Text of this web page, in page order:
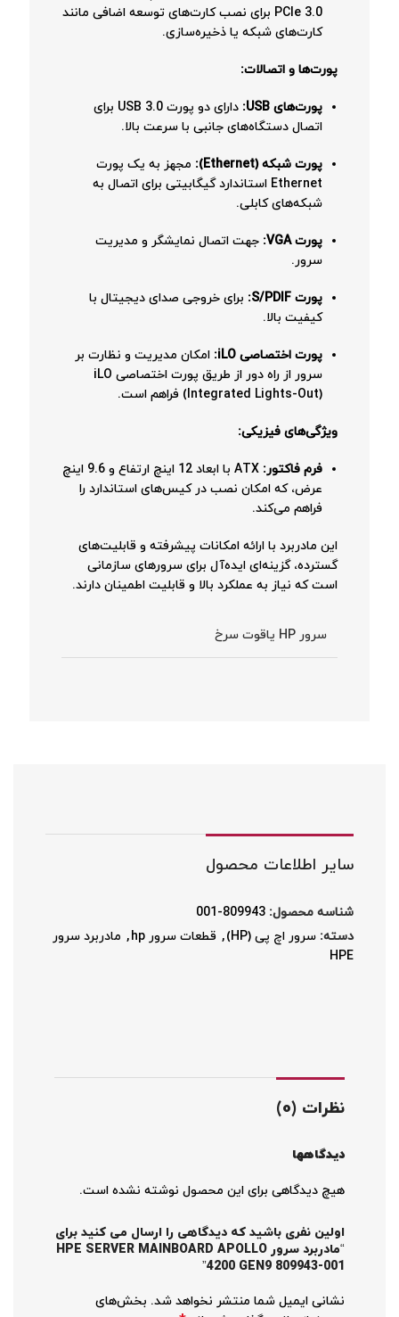
PCIe 3.0 برای نصب کارت‌های توسعه اضافی مانند
کارت‌های شبکه یا ذخیره‌سازی.
پورت‌ها و اتصالات:
پورت‌های USB:
دارای دو پورت USB 3.0 برای
اتصال دستگاه‌های جانبی با سرعت بالا.
پورت شبکه (Ethernet):
مجهز به یک پورت
Ethernet استاندارد گیگابیتی برای اتصال به
شبکه‌های کابلی.
پورت VGA:
جهت اتصال نمایشگر و مدیریت
سرور.
پورت S/PDIF:
برای خروجی صدای دیجیتال با
کیفیت بالا.
پورت اختصاصی iLO:
امکان مدیریت و نظارت بر
سرور از راه دور از طریق پورت اختصاصی iLO
(Integrated Lights-Out) فراهم است.
ویژگی‌های فیزیکی:
فرم فاکتور:
ATX با ابعاد 12 اینچ ارتفاع و 9.6 اینچ
عرض، که امکان نصب در کیس‌های استاندارد را
فراهم می‌کند.
این مادربرد با ارائه امکانات پیشرفته و قابلیت‌های
گسترده، گزینه‌ای ایده‌آل برای سرورهای سازمانی
است که نیاز به عملکرد بالا و قابلیت اطمینان دارند.
سرور HP یاقوت سرخ
سایر اطلاعات محصول
شناسه محصول: 809943-001
دسته: سرور اچ پی (HP) , قطعات سرور hp , مادربرد سرور
HPE
نظرات (0)
دیدگاهها
هیچ دیدگاهی برای این محصول نوشته نشده است.
اولین نفری باشید که دیدگاهی را ارسال می کنید برای
“مادربرد سرور HPE SERVER MAINBOARD APOLLO
4200 GEN9 809943-001”
نشانی ایمیل شما منتشر نخواهد شد. بخش‌های